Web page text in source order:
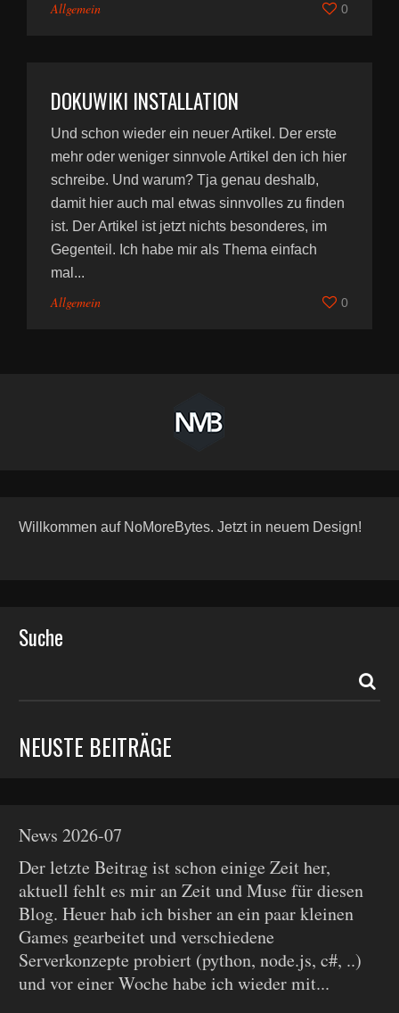
Allgemein 0
DOKUWIKI INSTALLATION
Und schon wieder ein neuer Artikel. Der erste
mehr oder weniger sinnvole Artikel den ich hier
schreibe. Und warum? Tja genau deshalb,
damit hier auch mal etwas sinnvolles zu finden
ist. Der Artikel ist jetzt nichts besonderes, im
Gegenteil. Ich habe mir als Thema einfach
mal...
Allgemein 0
Willkommen auf NoMoreBytes. Jetzt in neuem Design!
Suche
NEUSTE BEITRÄGE
News 2026-07
Der letzte Beitrag ist schon einige Zeit her,
aktuell fehlt es mir an Zeit und Muse für diesen
Blog. Heuer hab ich bisher an ein paar kleinen
Games gearbeitet und verschiedene
Serverkonzepte probiert (python, node.js, c#, ..)
und vor einer Woche habe ich wieder mit...